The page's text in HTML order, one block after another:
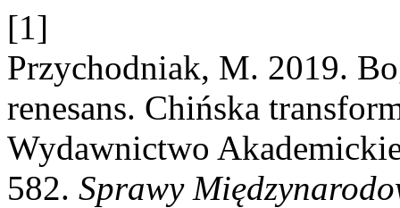
[1]
Przychodniak, M. 2019.
renesans. Chińska
Wydawnictwo
582. Sprawy